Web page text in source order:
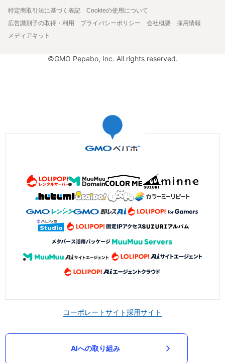
特定商取引法に基づく表記
Cookieの使用について
広告識別子の取得・利用
プライバシーポリシー 会社概要
採用情報
メディアキット
©GMO Pepabo, Inc. All rights reserved.
コーポレートサイト採用サイト
AIへの取り組み